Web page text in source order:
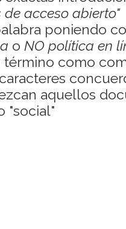
acceso abierto"
poniendo
o NO política en
término como
aquellos
"social"